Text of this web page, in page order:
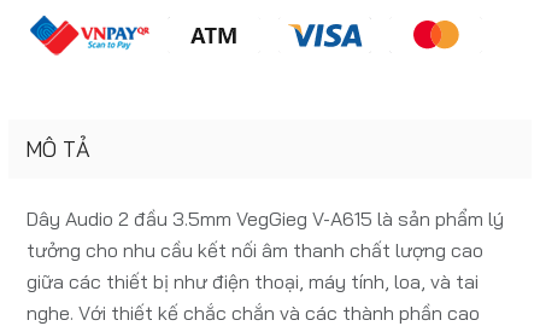
MÔ TẢ
Dây Audio 2 đầu 3.5mm VegGieg V-A615 là sản phẩm lý
tưởng cho nhu cầu kết nối âm thanh chất lượng cao
giữa các thiết bị như điện thoại, máy tính, loa, và tai
nghe. Với thiết kế chắc chắn và các thành phần cao